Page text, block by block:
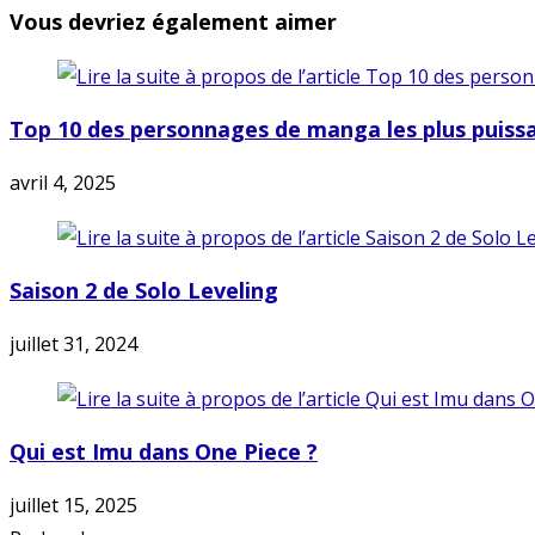
Vous devriez également aimer
Top 10 des personnages de manga les plus
avril 4, 2025
Saison 2 de Solo Leveling
juillet 31, 2024
Qui est Imu dans One Piece ?
juillet 15, 2025